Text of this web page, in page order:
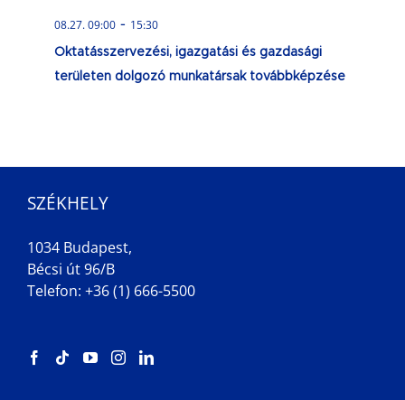
08.27. 09:00 - 15:30
Oktatásszervezési, igazgatási és gazdasági
területen dolgozó munkatársak továbbképzése
SZÉKHELY
1034 Budapest,
Bécsi út 96/B
Telefon: +36 (1) 666-5500